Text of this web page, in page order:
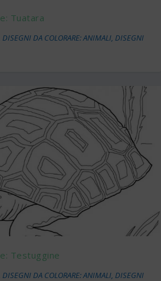
Tuatara
DISEGNI DA COLORARE: ANIMALI,DISEGNI
Testuggine
DISEGNI DA COLORARE: ANIMALI,DISEGNI